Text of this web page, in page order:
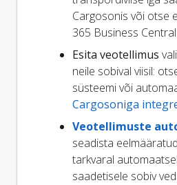
Cargosonis või otse
365 Business
Esita veotellimus
neile sobival viisil:
süsteemi või
Cargosoniga
Veotellimuste
seadista
tarkvaral
saadetisele sobiv